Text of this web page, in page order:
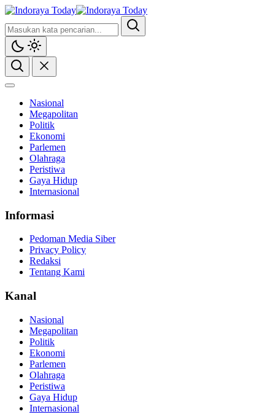
Nasional
Megapolitan
Politik
Ekonomi
Parlemen
Olahraga
Peristiwa
Gaya Hidup
Internasional
Informasi
Pedoman Media Siber
Privacy Policy
Redaksi
Tentang Kami
Kanal
Nasional
Megapolitan
Politik
Ekonomi
Parlemen
Olahraga
Peristiwa
Gaya Hidup
Internasional